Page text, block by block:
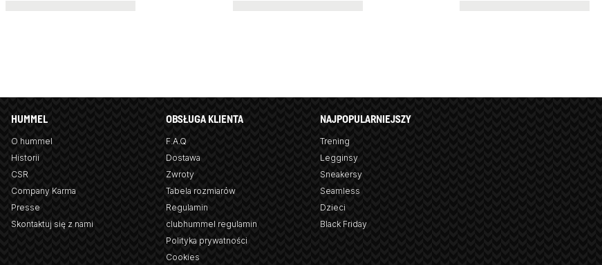
HUMMEL
O hummel
Historii
CSR
Company Karma
Presse
Skontaktuj się z nami
OBSŁUGA KLIENTA
F.A.Q
Dostawa
Zwroty
Tabela rozmiarów
Regulamin
clubhummel regulamin
Polityka prywatności
Cookies
NAJPOPULARNIEJSZY
Trening
Legginsy
Sneakersy
Seamless
Dzieci
Black Friday